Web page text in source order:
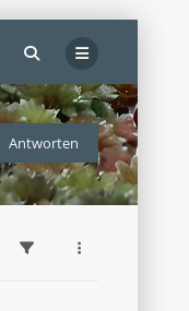
Antworten